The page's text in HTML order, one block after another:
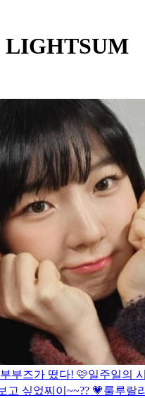
LIGHTSUM
부부즈가 떴다! 🩷일주일의
고 싶었찌이~~?? 💗룰루랄